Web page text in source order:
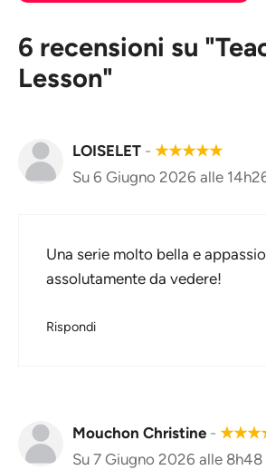
6 recensioni su
Lesson"
LOISELET - ★★★★★
Su 6 Giugno 2026 alle
Una serie molto bella e
assolutamente da vedere!
Rispondi
Mouchon Christine - ★★★
Su 7 Giugno 2026 alle 8h48